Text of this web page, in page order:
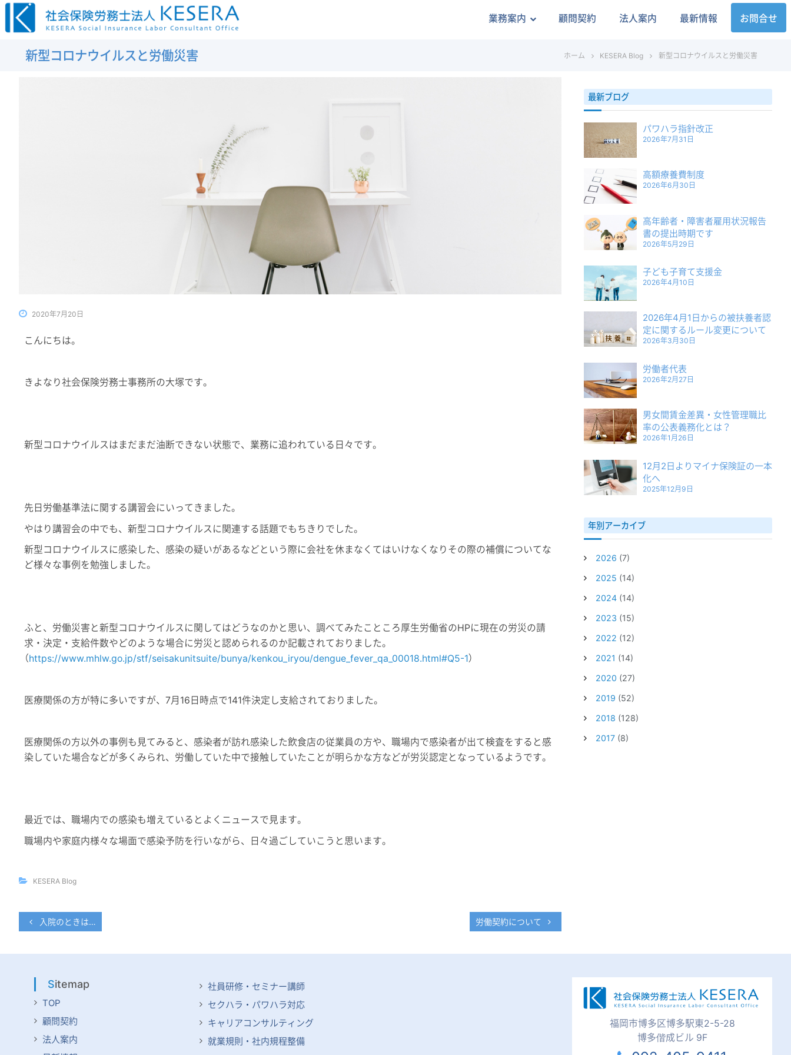
コ
K
A
–
福
業務案内 顧問契約 法人案内 最新情報 お問合せ
新型コロナウイルスと労働災害 ホーム KESERA Blog 新型コロナウイルスと労働災害
2020年7月20日
こんにちは。
きよなり社会保険労務士事務所の大塚です。
新型コロナウイルスはまだまだ油断できない状態で、業務に追われている日々です。
先日労働基準法に関する講習会にいってきました。
やはり講習会の中でも、新型コロナウイルスに関連する話題でもちきりでした。
新型コロナウイルスに感染した、感染の疑いがあるなどという際に会社を休まなくてはいけなくなりその際の補償についてな
ど様々な事例を勉強しました。
ふと、労働災害と新型コロナウイルスに関してはどうなのかと思い、調べてみたこところ厚生労働省のHPに現在の労災の請
求・決定・支給件数やどのような場合に労災と認められるのか記載されておりました。
（https://www.mhlw.go.jp/stf/seisakunitsuite/bunya/kenkou_iryou/dengue_fever_qa_00018.html#Q5-1）
医療関係の方が特に多いですが、7月 16 日時点で141件決定し支給されておりました。
医療関係の方以外の事例も見てみると、感染者が訪れ感染した飲食店の従業員の方や、職場内で感染者が出て検査をすると感
染していた場合などが多くみられ、労働していた中で接触していたことが明らかな方などが労災認定となっているようです。
最近では、職場内での感染も増えているとよくニュースで見ます。
職場内や家庭内様々な場面で感染予防を行いながら、日々過ごしていこうと思います。
KESERA Blog
投
入院のときは… 労働契約について
最新ブログ
パワハラ指針改正
2026年7月31日
高額療養費制度
2026年6月30日
高年齢者・障害者雇用状況報告
書の提出時期です
2026年5月29日
子ども子育て支援金
2026年4月10日
2026年4月1日からの被扶養者認
定に関するルール変更について
2026年3月30日
労働者代表
2026年2月27日
男女間賃金差異・女性管理職比
率の公表義務化とは？
2026年1月26日
12月2日よりマイナ保険証の一本
化へ
2025年12月9日
年別アーカイブ
2026 (7)
2025 (14)
2024 (14)
2023 (15)
2022 (12)
2021 (14)
2020 (27)
2019 (52)
2018 (128)
2017 (8)
Sitemap
TOP
顧問契約
法人案内
社員研修・セミナー講師
セクハラ・パワハラ対応
キャリアコンサルティング
就業規則・社内規程整備
福岡市博多区博多駅東2-5-28
博多偕成ビル 9F